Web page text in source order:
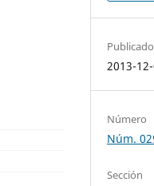
Publicado
2013-12-
Número
Núm.
Sección